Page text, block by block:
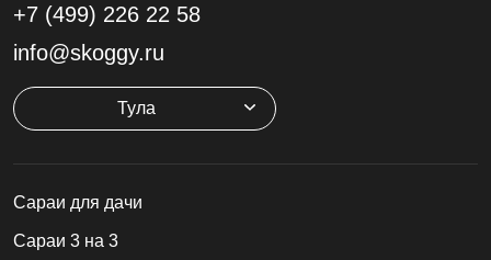
+7 (499) 226 22 58
info@skoggy.ru
Тула
Cараи для дачи
Сараи 3 на 3